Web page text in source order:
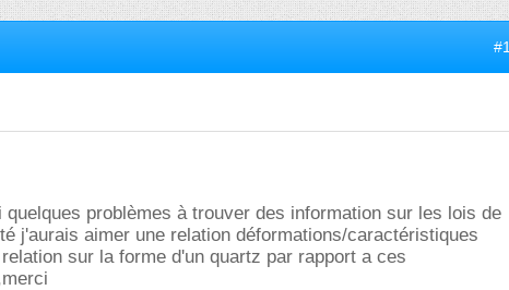
#1
quelques problèmes à trouver des information sur les lois de
j'aurais aimer une relation déformations/caractéristiques
sur la forme d'un quartz par rapport a ces